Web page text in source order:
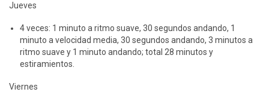
Jueves
4 veces: 1 minuto a ritmo suave, 30 segundos andando, 1
minuto a velocidad media, 30 segundos andando, 3 minutos a
ritmo suave y 1 minuto andando; total 28 minutos y
estiramientos.
Viernes